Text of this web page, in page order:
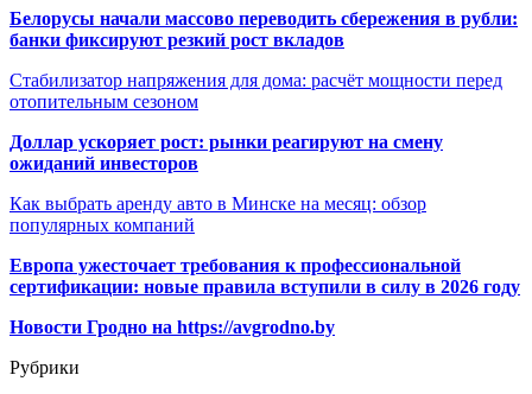
Белорусы начали массово переводить сбережения в рубли:
банки фиксируют резкий рост вкладов
Стабилизатор напряжения для дома: расчёт мощности перед
отопительным сезоном
Доллар ускоряет рост: рынки реагируют на смену
ожиданий инвесторов
Как выбрать аренду авто в Минске на месяц: обзор
популярных компаний
Европа ужесточает требования к профессиональной
сертификации: новые правила вступили в силу в 2026 году
Новости Гродно на https://avgrodno.by
Рубрики